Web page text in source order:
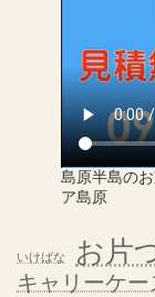
島原半島の
ア島原
いけばな お片
キャリーケー